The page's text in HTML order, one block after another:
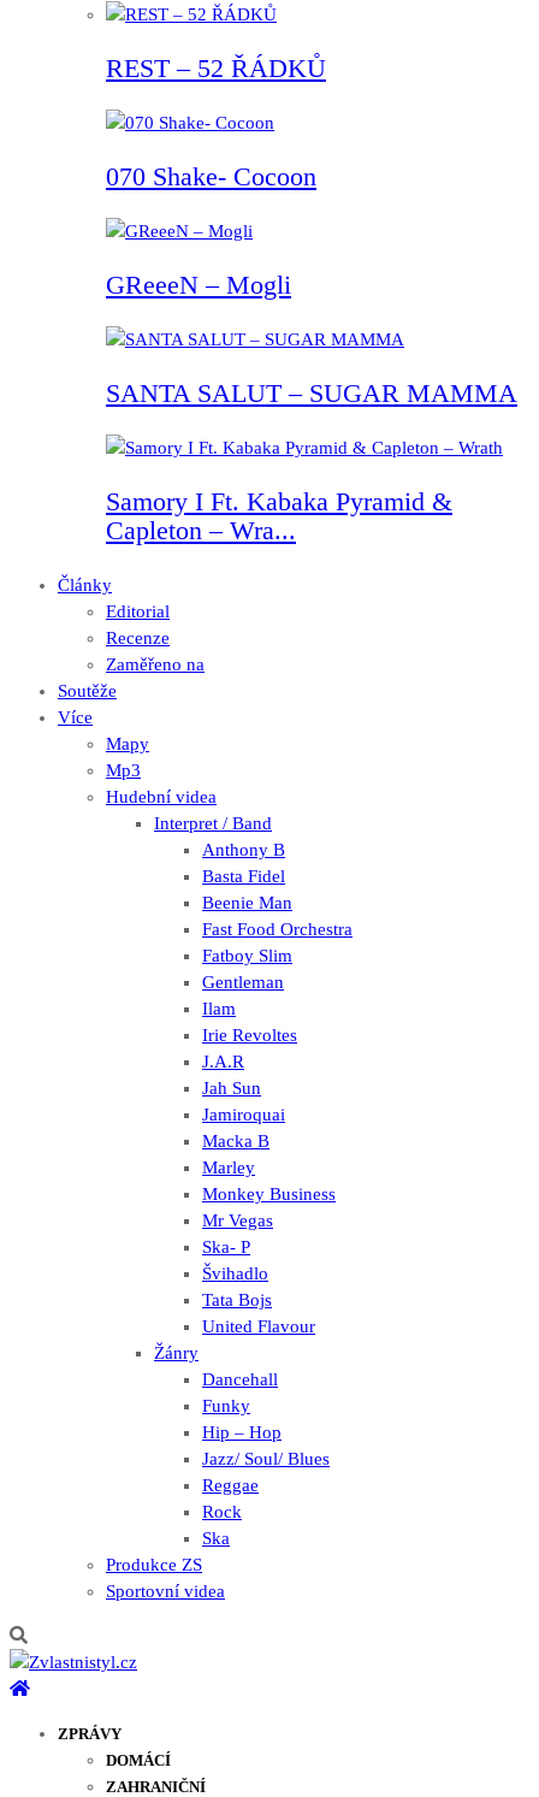
REST – 52 ŘÁDKŮ
070 Shake- Cocoon
GReeeN – Mogli
SANTA SALUT – SUGAR MAMMA
Samory I Ft. Kabaka Pyramid &
Capleton – Wra...
Články
Editorial
Recenze
Zaměřeno na
Soutěže
Více
Mapy
Mp3
Hudební videa
Interpret / Band
Anthony B
Basta Fidel
Beenie Man
Fast Food Orchestra
Fatboy Slim
Gentleman
Ilam
Irie Revoltes
J.A.R
Jah Sun
Jamiroquai
Macka B
Marley
Monkey Business
Mr Vegas
Ska- P
Švihadlo
Tata Bojs
United Flavour
Žánry
Dancehall
Funky
Hip – Hop
Jazz/ Soul/ Blues
Reggae
Rock
Ska
Produkce ZS
Sportovní videa
ZPRÁVY
DOMÁCÍ
ZAHRANIČNÍ